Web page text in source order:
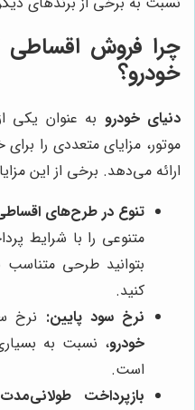
چرا فروش اقساطی
خودرو؟
دنیای خودرو به عنوان یکی
موتور، مزایای متعددی را
ارائه می‌دهد. برخی از این مزایا
تنوع در طرح‌های
متنوعی را با شرایط
بتوانید طرحی متناسب
کنید.
نرخ سود پایین: نرخ
خودرو، نسبت به
است.
بازپرداخت